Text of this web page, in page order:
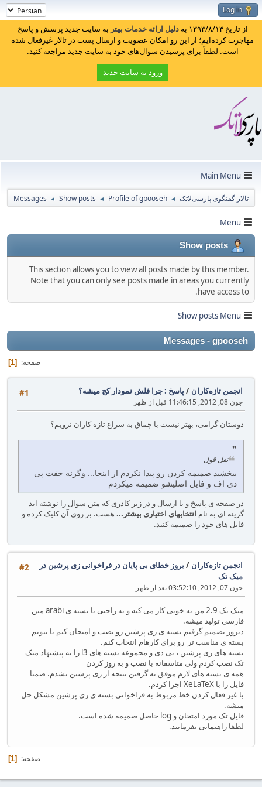
Log in
از تاریخ ۱۳۹۳/۸/۱۴ به دلیل ارائه خدمات بهتر به سایت جدید پرسش و پاسخ
مهاجرت کرده‌ایم؛ از این رو امکان عضویت و ارسال پست در تالار غیرفعال شده
است. لطفاً برای پرسیدن سوال‌های خود به سایت جدید مراجعه کنید.
ورود به سایت جدید
Main Menu
تالار گفتگوی پارسی‌لاتک ◄
Profile of gpooseh
◄
Show posts
◄
Messages
Menu
Show posts
This section allows you to view all posts made by this member.
Note that you can only see posts made in areas you currently
have access to.
Show posts Menu
Messages - gpooseh
صفحه 1
#1 انجمن تازه‌کاران / پاسخ : چرا فلش نمودار کج میشه؟
جون 08, 2012, 11:46:15 قبل از ظهر
دوستان گرامی، بهتر نیست با چماق به سراغ تازه کاران نرویم؟
نقل قول
ببخشید ضمیمه کردن رو پیدا نکردم از اینجا... وگرنه جفت پی
دی اف و فایل اصلیشو ضمیمه میکردم
در صفحه ی پاسخ و یا ارسال و در زیر کادری که متن سوال را نوشته اید
گزینه ای به نام انتخابهای اختیاری بیشتر... هست. بر روی آن کلیک کرده و
فایل های خود را ضمیمه کنید.
#2 انجمن تازه‌کاران / بروز خطای بی پایان در فراخوانی زی پرشین در
میک تک
جون 07, 2012, 03:52:10 بعد از ظهر
میک تک 2.9 من به خوبی کار می کنه و به راحتی با بسته ی arabi متن
فارسی تولید میشه.
دیروز تصمیم گرفتم بسته ی زی پرشین رو نصب و امتحان کنم تا بتونم
بسته ی مناسب تر رو برای کارهام انتخاب کنم.
بسته های زی پرشین ، بی دی و مجموعه بسته های l3 را به پیشنهاد میک
تک نصب کردم ولی متاسفانه با نصب و به روز کردن
همه ی بسته های لازم موفق به گرفتن نتیجه از زی پرشین نشدم. ضمنا
فایل را با XeLaTeX اجرا کردم.
با غیر فعال کردن خط مربوط به فراخوانی بسته ی زی پرشین مشکل حل
میشه.
فایل تک مورد امتحان و log حاصل ضمیمه شده است.
لطفا راهنمایی بفرمایید.
صفحه 1